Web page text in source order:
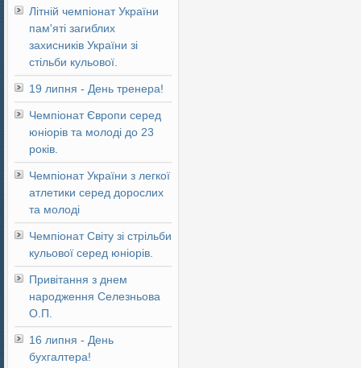
Літній чемпіонат України
пам'яті загиблих
захисників України зі
стільби кульової.
19 липня - День тренера!
Чемпіонат Європи серед
юніорів та молоді до 23
років.
Чемпіонат України з легкої
атлетики серед дорослих
та молоді
Чемпіонат Світу зі стрільби
кульової серед юніорів.
Привітання з днем
народження Селезньова
О.П.
16 липня - День
бухгалтера!